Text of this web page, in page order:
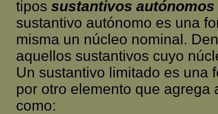
tipos sustantivos autónomos
sustantivo autónomo es una
misma un núcleo nominal.
aquellos sustantivos cuyo
Un sustantivo limitado es una
por otro elemento que
como: